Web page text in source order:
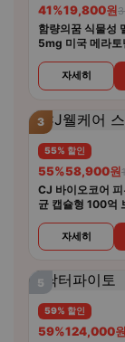
41%19,800원
함량의꿈 식물성
5mg 미국 메라토
자세히
3
55% 할인
55%58,900원
CJ 바이오코어
균 캡슐형 100억
자세히
5
59% 할인
59%124,000원